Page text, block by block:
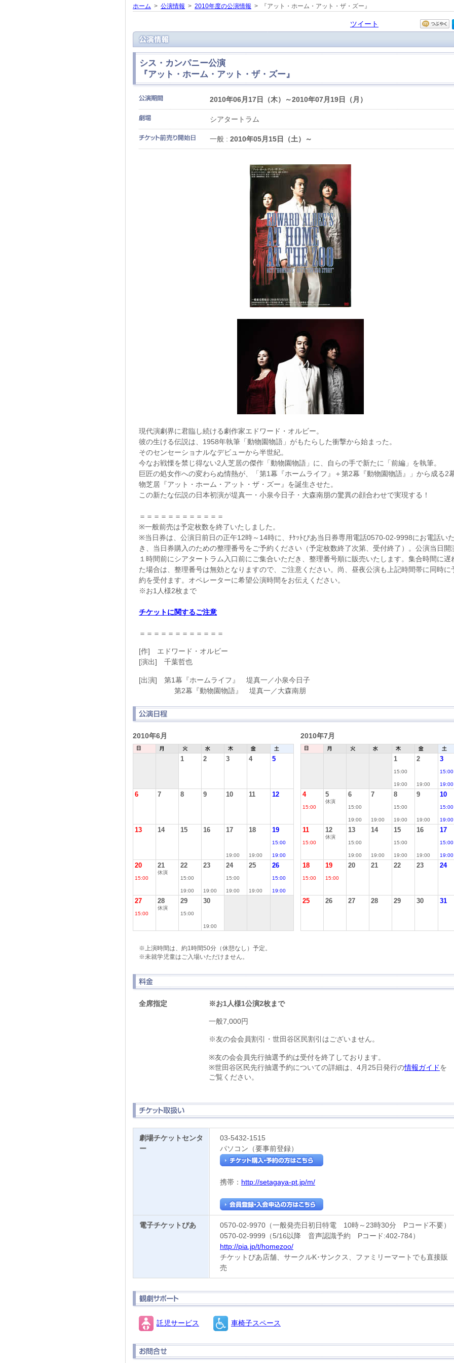
ホーム > 公演情報 > 2010年度の公演情報 > 『アット・ホーム・アット・ザ・ズー』
ツイート
シス・カンパニー公演
『アット・ホーム・アット・ザ・ズー』
2010年06月17日（木）～2010年07月19日（月）
シアタートラム
一般 : 2010年05月15日（土）～
現代演劇界に君臨し続ける劇作家エドワード・オルビー。
彼の生ける伝説は、1958年執筆「動物園物語」がもたらした衝撃から始まった。
そのセンセーショナルなデビューから半世紀。
今なお戦慄を禁じ得ない2人芝居の傑作「動物園物語」に、自らの手で新たに「前編」を執筆。
巨匠の処女作への変わらぬ情熱が、「第1幕『ホームライフ』＋第2幕『動物園物語』」から成る2
物芝居『アット・ホーム・アット・ザ・ズー』を誕生させた。
この新たな伝説の日本初演が堤真一・小泉今日子・大森南朋の驚異の顔合わせで実現する！
＝＝＝＝＝＝＝＝＝＝＝＝
※一般前売は予定枚数を終了いたしました。
※当日券は、公演日前日の正午12時～14時に、ﾁｹｯﾄぴあ当日券専用電話0570-02-9998にお電話い
き、当日券購入のための整理番号をご予約ください（予定枚数終了次第、受付終了）。公演当日開
１時間前にシアタートラム入口前にご集合いただき、整理番号順に販売いたします。集合時間に遅
た場合は、整理番号は無効となりますので、ご注意ください。尚、昼夜公演も上記時間帯に同時に
約を受付ます。オペレーターに希望公演時間をお伝えください。
※お1人様2枚まで
チケットに関するご注意
＝＝＝＝＝＝＝＝＝＝＝＝
[作] エドワード・オルビー
[演出] 千葉哲也
[出演] 第1幕『ホームライフ』 堤真一／小泉今日子
第2幕『動物園物語』 堤真一／大森南朋
2010年6月
1 2 3 4 5
6 7 8 9 10 11 12
13 14 15 16 17
19:00
18
19:00
19
15:00
19:00
20
15:00
21
休演
22
15:00
19:00
23
19:00
24
15:00
19:00
25
19:00
26
15:00
19:00
27
15:00
28
休演
29
15:00
30
19:00
2010年7月
1
15:00
19:00
2
19:00
3
15:00
19:00
4
15:00
5
休演
6
15:00
19:00
7
19:00
8
15:00
19:00
9
19:00
10
15:00
19:00
11
15:00
12
休演
13
15:00
19:00
14
19:00
15
15:00
19:00
16
19:00
17
15:00
19:00
18
15:00
19
15:00
20 21 22 23 24
25 26 27 28 29 30 31
※上演時間は、約1時間50分（休憩なし）予定。
※未就学児童はご入場いただけません。
全席指定 ※お1人様1公演2枚まで
一般7,000円
※友の会会員割引・世田谷区民割引はございません。
※友の会会員先行抽選予約は受付を終了しております。
※世田谷区民先行抽選予約についての詳細は、4月25日発行の情報ガイドを
ご覧ください。
劇場チケットセンタ
ー
03-5432-1515
パソコン（要事前登録）
携帯： http://setagaya-pt.jp/m/
電子チケットぴあ
0570-02-9970（一般発売日初日特電 10時～23時30分 Pコード不要）
0570-02-9999（5/16以降 音声認識予約 Pコード:402-784）
http://pia.jp/t/homezoo/
チケットぴあ店舗、サークルK･サンクス、ファミリーマートでも直接販
売
託児サービス 車椅子スペース